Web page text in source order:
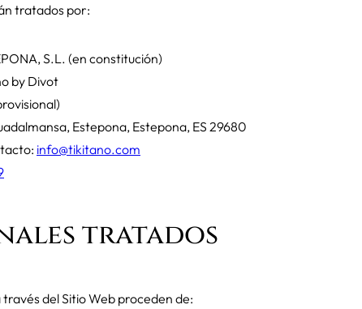
tratados por:
S.L. (en constitución)
by Divot
Estepona, Estepona, ES 29680
info@tikitano.com
tratados
del Sitio Web proceden de: